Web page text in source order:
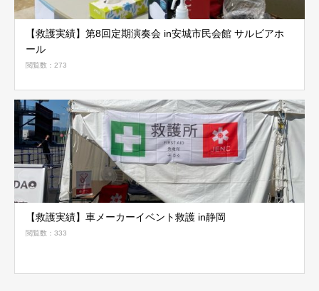
【救護実績】第8回定期演奏会 in安城市民会館 サルビアホ
ール
閲覧数：273
【救護実績】車メーカーイベント救護 in静岡
閲覧数：333